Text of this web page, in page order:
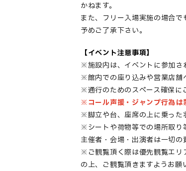
かねます。
また、フリー入場実施の場合で
予めご了承下さい。
【イベント注意事項】
※施設内は、イベントに参加さ
※館内での座り込みや営業店舗
※通行のためのスペース確保に
※コール声援・ジャンプ行為は
※脚立や台、座席の上に乗った
※シートや荷物等での場所取り
主催者・会場・出演者は一切の
※ご観覧頂く際は優先観覧エリ
の上、ご観覧頂きますようお願